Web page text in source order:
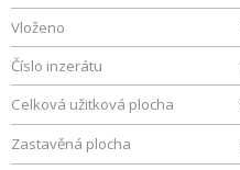
Vloženo
Číslo inzerátu
Celková užitková plocha
Zastavěná plocha